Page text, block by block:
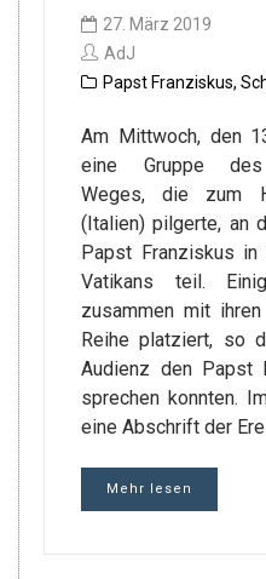
27. März 2019
AdJ
Papst Franziskus,
Am Mittwoch, den
eine Gruppe des
Weges, die zum
(Italien) pilgerte, an
Papst Franziskus
Vatikans teil.
zusammen mit
Reihe platziert, so
Audienz den Papst
sprechen konnten.
eine Abschrift der
Mehr lesen